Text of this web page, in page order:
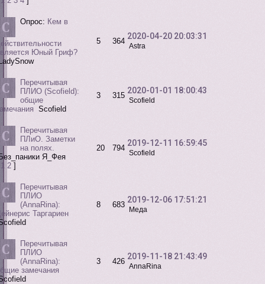
Опрос: Кем в
Юный Гриф?
5 364
2020-04-20 20:03:31
Astra
Перечитывая
ПЛИО (Scofield):
общие
Scofield
3 315
2020-01-01 18:00:43
Scofield
Перечитывая
ПЛиО. Заметки
на полях.
Я_Фея
1 2 ]
20 794
2019-12-11 16:59:45
Scofield
Перечитывая
ПЛИО
(AnnaRina):
Таргариен
8 683
2019-12-06 17:51:21
Меда
Перечитывая
ПЛИО
(AnnaRina):
замечания
3 426
2019-11-18 21:43:49
AnnaRina